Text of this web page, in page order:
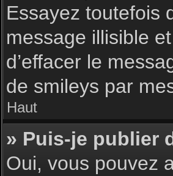
Essayez toutefois
message illisible
d’effacer le
de smileys par
Haut
» Puis-je publier
Oui, vous pouvez